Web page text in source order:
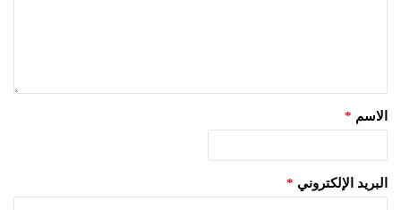
الاسم *
البريد الإلكتروني *